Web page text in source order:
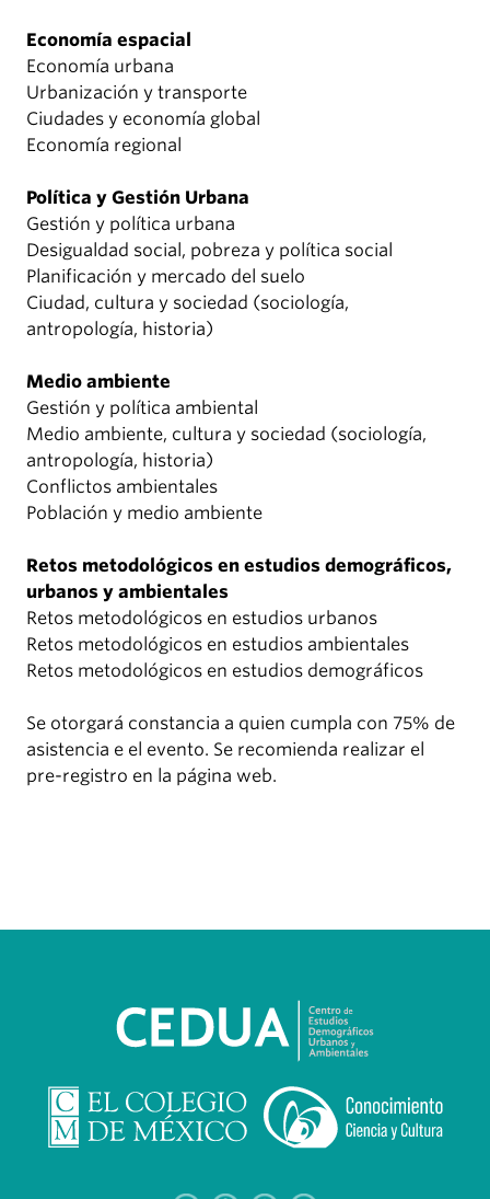
Economía espacial
Economía urbana
Urbanización y transporte
Ciudades y economía global
Economía regional
Política y Gestión Urbana
Gestión y política urbana
Desigualdad social, pobreza y política social
Planificación y mercado del suelo
Ciudad, cultura y sociedad (sociología,
antropología, historia)
Medio ambiente
Gestión y política ambiental
Medio ambiente, cultura y sociedad (sociología,
antropología, historia)
Conflictos ambientales
Población y medio ambiente
Retos metodológicos en estudios demográficos,
urbanos y ambientales
Retos metodológicos en estudios urbanos
Retos metodológicos en estudios ambientales
Retos metodológicos en estudios demográficos
Se otorgará constancia a quien cumpla con 75% de
asistencia e el evento. Se recomienda realizar el
pre-registro en la página web.